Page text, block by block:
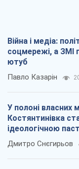
Війна і медіа:
соцмережі, а ЗМІ
ютуб
Павло Казарін
У полоні власних
Костянтинівка
ідеологічною
окупантів
Дмитро Снєгирьов